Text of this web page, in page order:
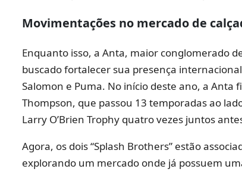
Movimentações no mercado de
Enquanto isso, a Anta, maior conglomerado
buscado fortalecer sua presença
Salomon e Puma. No início deste ano, a
Thompson, que passou 13 temporadas ao
Larry O’Brien Trophy quatro vezes juntos
Agora, os dois “Splash Brothers” estão
explorando um mercado onde já possuem